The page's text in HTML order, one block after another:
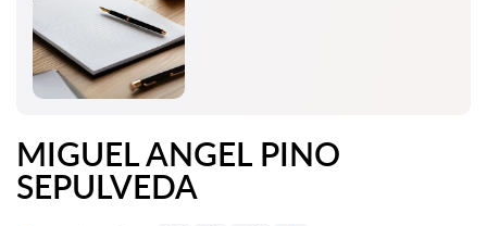
MIGUEL ANGEL PINO
SEPULVEDA